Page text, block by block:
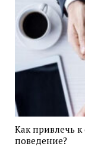
Как привлечь к
поведение?